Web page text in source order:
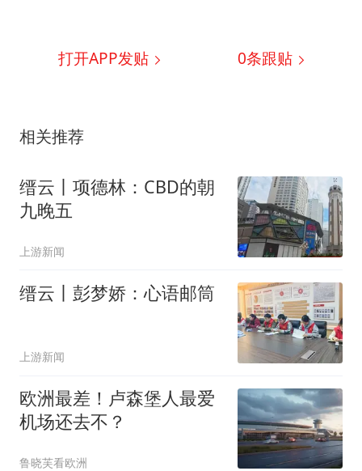
打开APP发贴 0条跟贴
相关推荐
缙云丨项德林：CBD的朝
九晚五
上游新闻
缙云丨彭梦娇：心语邮筒
上游新闻
欧洲最差！卢森堡人最爱
机场还去不？
鲁晓芙看欧洲